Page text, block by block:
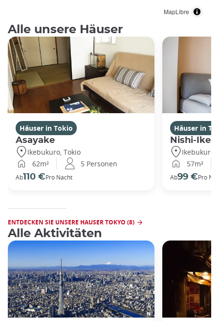
MapLibre
Alle unsere Häuser
Häuser in Tokio
Asayake
Ikebukuro, Tokio
62m²
5 Personen
Ab110 €Pro Nacht
Häuser in
Nishi-
Ikebukuro,
57m²
Ab99 €Pro
ENTDECKEN SIE UNSERE HAUSER TOKYO (8)
Alle Aktivitäten